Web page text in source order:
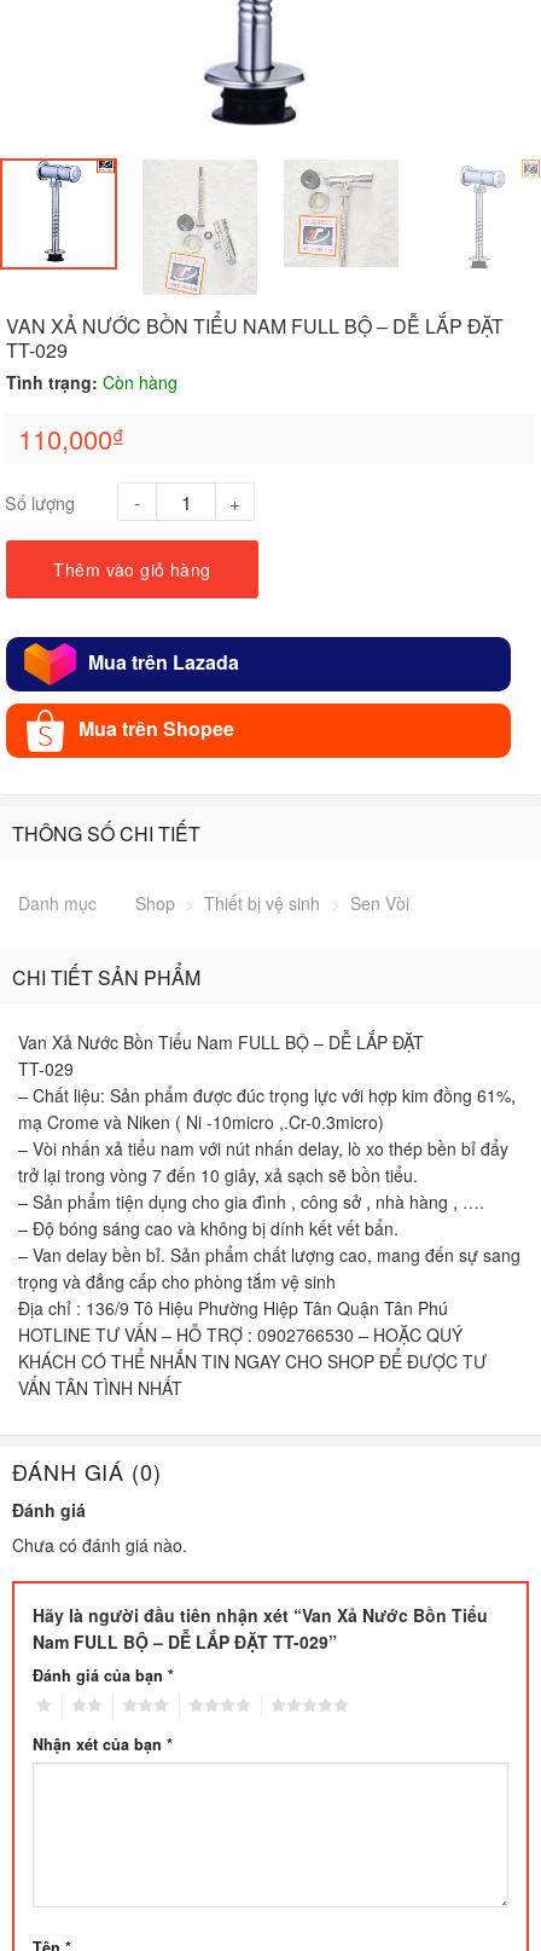
VAN XẢ NƯỚC BỒN TIỂU NAM FULL BỘ – DỄ LẮP ĐẶT
TT-029
Tình trạng: Còn hàng
110,000₫
Số lượng
Thêm vào giỏ hàng
Mua trên Lazada
Mua trên Shopee
THÔNG SỐ CHI TIẾT
Danh mục Shop > Thiết bị vệ sinh > Sen Vòi
CHI TIẾT SẢN PHẨM
Van Xả Nước Bồn Tiểu Nam FULL BỘ – DỄ LẮP ĐẶT
TT-029
– Chất liệu: Sản phẩm được đúc trọng lực với hợp kim đồng 61%,
mạ Crome và Niken ( Ni -10micro ,.Cr-0.3micro)
– Vòi nhấn xả tiểu nam với nút nhấn delay, lò xo thép bền bỉ đẩy
trở lại trong vòng 7 đến 10 giây, xả sạch sẽ bồn tiểu.
– Sản phẩm tiện dụng cho gia đình , công sở , nhà hàng , ….
– Độ bóng sáng cao và không bị dính kết vết bẩn.
– Van delay bền bỉ. Sản phẩm chất lượng cao, mang đến sự sang
trọng và đẳng cấp cho phòng tắm vệ sinh
Địa chỉ : 136/9 Tô Hiệu Phường Hiệp Tân Quận Tân Phú
HOTLINE TƯ VẤN – HỖ TRỢ : 0902766530 – HOẶC QUÝ
KHÁCH CÓ THỂ NHẮN TIN NGAY CHO SHOP ĐỂ ĐƯỢC TƯ
VẤN TÂN TÌNH NHẤT
ĐÁNH GIÁ (0)
Đánh giá
Chưa có đánh giá nào.
Hãy là người đầu tiên nhận xét “Van Xả Nước Bồn Tiểu
Nam FULL BỘ – DỄ LẮP ĐẶT TT-029”
Đánh giá của bạn *
Nhận xét của bạn *